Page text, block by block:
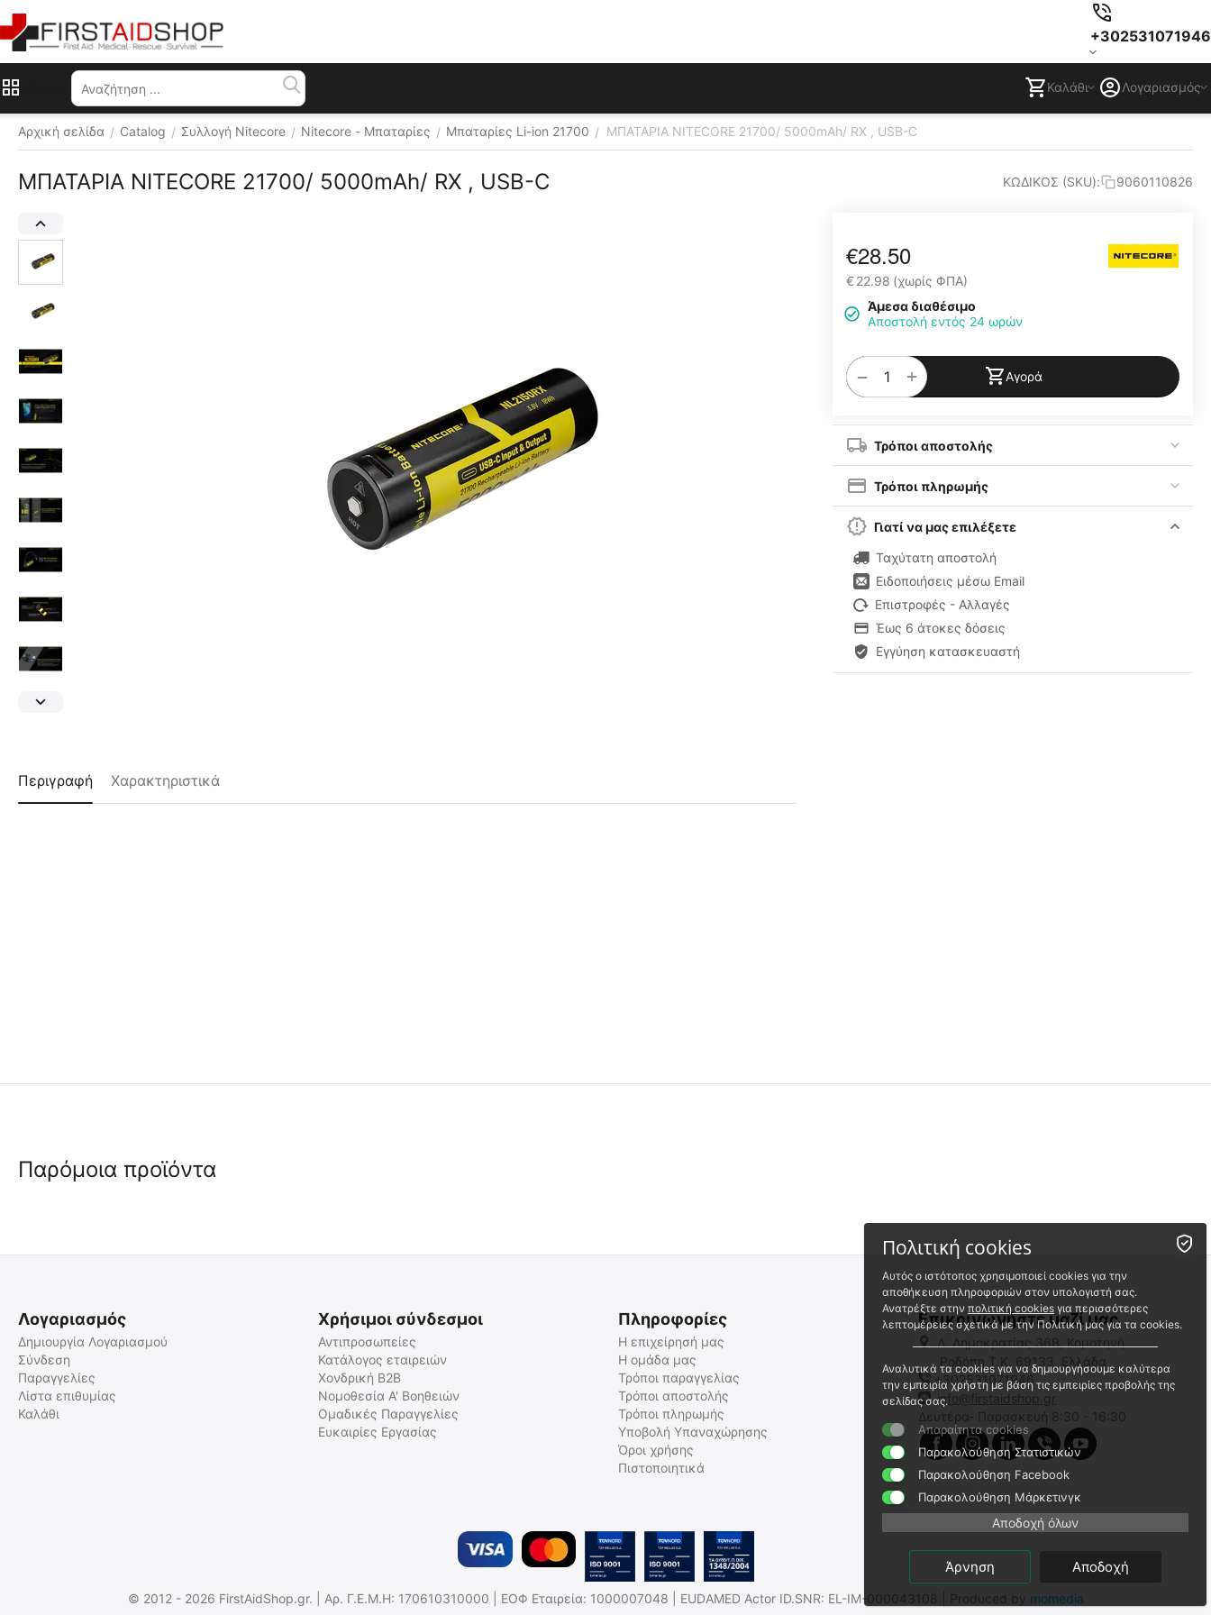
+302531071946
Καλάθι Λογαριασμός
Αρχική σελίδα / Catalog / Συλλογή Nitecore / Nitecore - Μπαταρίες / Μπαταρίες Li-ion 21700 / ΜΠΑΤΑΡΙΑ NITECORE 21700/ 5000mAh/ RX , USB-C
ΜΠΑΤΑΡΙΑ NITECORE 21700/ 5000mAh/ RX , USB-C ΚΩΔΙΚΟΣ (SKU): 9060110826
€28.50
€22.98 (χωρίς ΦΠΑ)
Άμεσα διαθέσιμο
Αποστολή εντός 24 ωρών
+
− Αγορά
Τρόποι αποστολής
Τρόποι πληρωμής
Γιατί να μας επιλέξετε
Ταχύτατη αποστολή
Ειδοποιήσεις μέσω Email
Επιστροφές - Αλλαγές
Έως 6 άτοκες δόσεις
Εγγύηση κατασκευαστή
Περιγραφή Χαρακτηριστικά
Παρόμοια προϊόντα
ΜΠΑΤΑΡΙΑ NITECORE 21700/
6000mAh / HP (τιμή
τεμαχίου)
9060110861
ΜΠΑΤΑΡΙΑ NITECORE 21700 /
6000mAh / HPi (τιμή
6000mAh / HP (τιμή
τεμαχίου)
9060110854
Άμεσα διαθέσιμο
ΜΠΑΤΑΡΙΑ NITECORE 21700 /
5500mAh (τιμή τεμαχίου),
NL2155HPR
9060110883
Σε Απόθεμα
ΜΠΑΤΑΡΙΑ NITECORE 21700 /
5500mAh (τιμή τεμαχίου),
Σε Απόθεμα
(χωρίς ΦΠΑ)
ΜΠΑΤΑΡΙΑ NITECORE 21700 /
5500mAh / HPI (τιμή
τεμαχίου)
9060110889
Άμεσα διαθέσιμο
Αποστολή σε 1 έως 3
εργάσιμες
€34.91
€28.15(χωρίς ΦΠΑ)
Λογαριασμός
Δημιουργία Λογαριασμού
Σύνδεση
Παραγγελίες
Λίστα επιθυμίας
Καλάθι
Χρήσιμοι σύνδεσμοι
Αντιπροσωπείες
Κατάλογος εταιρειών
Χονδρική B2B
Νομοθεσία Α' Βοηθειών
Ομαδικές Παραγγελίες
Ευκαιρίες Εργασίας
Πληροφορίες
Η επιχείρησή μας
Η ομάδα μας
Τρόποι παραγγελίας
Τρόποι αποστολής
Τρόποι πληρωμής
Υποβολή Υπαναχώρησης
Όροι χρήσης
Πιστοποιητικά
Επικοινωνήστε μαζί μας
Λ. Δημοκρατίας 36Β, Κομοτηνή
Ροδόπη,Τ.Κ. 69133, Ελλάδα
+302531071946
info@firstaidshop.gr
Δευτέρα- Παρασκευή 8:30 - 16:30
© 2012 - 2026 FirstAidShop.gr. | Αρ. Γ.Ε.Μ.Η: 170610310000 | ΕΟΦ Εταιρεία: 1000007048 | EUDAMED Actor ID.SNR: EL-IM-000043108 | Produced by momedia
Πολιτική cookies
Αυτός ο ιστότοπος χρησιμοποιεί cookies για την
αποθήκευση πληροφοριών στον υπολογιστή σας.
Ανατρέξτε στην πολιτική cookies για περισσότερες
λεπτομέρειες σχετικά με την Πολιτική μας για τα cookies.
Αναλυτικά τα cookies για να δημιουργήσουμε καλύτερα
την εμπειρία χρήστη με βάση τις εμπειρίες προβολής της
σελίδας σας.
Απαραίτητα cookies
Παρακολούθηση Στατιστικών
Παρακολούθηση Facebook
Παρακολούθηση Μάρκετινγκ
Αποδοχή όλων
Άρνηση Αποδοχή